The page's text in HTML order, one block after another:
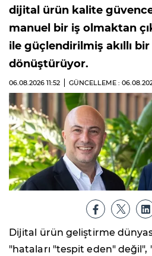
dijital ürün kalite
manuel bir iş olmaktan
ile güçlendirilmiş akıllı
dönüştürüyor.
06.08.2026 11:52 GÜNCELLEME :
Dijital ürün geliştirme
"hataları "tespit eden"